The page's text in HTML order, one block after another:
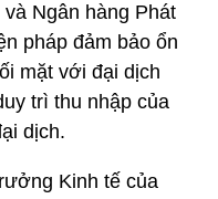
Ngân hàng Phát
pháp đảm bảo ổn
mặt với đại dịch
trì thu nhập của
dịch.
Kinh tế của